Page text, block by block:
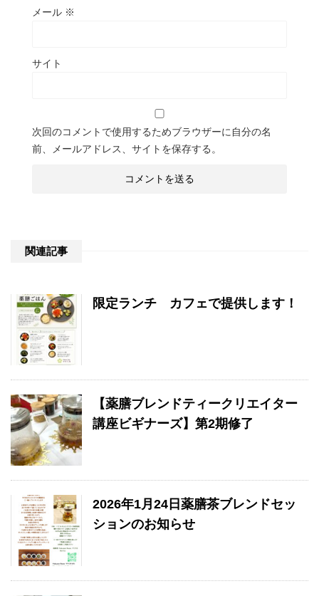
メール ※
サイト
次回のコメントで使用するためブラウザーに自分の名
前、メールアドレス、サイトを保存する。
関連記事
限定ランチ カフェで提供します！
【薬膳ブレンドティークリエイター
講座ビギナーズ】第2期修了
2026年1月24日薬膳茶ブレンドセッ
ションのお知らせ